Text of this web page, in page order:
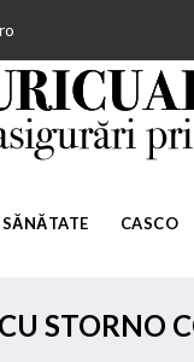
SĂNĂTATE CASCO
STORNO